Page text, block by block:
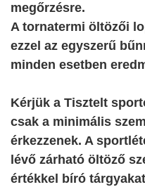
megőrzésre.
A tornatermi öltözői
ezzel az egyszerű
minden esetben
Kérjük a Tisztelt
csak a minimális
érkezzenek. A
lévő zárható öltöző
értékkel bíró